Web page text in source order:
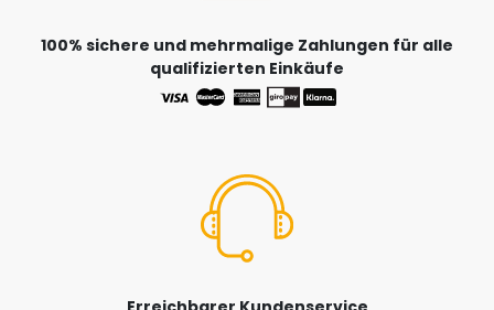
100% sichere und mehrmalige Zahlungen für alle
qualifizierten Einkäufe